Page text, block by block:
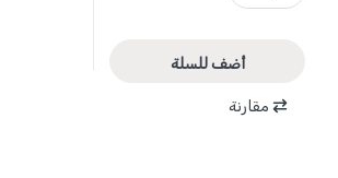
أضف للسلة
مقارنة